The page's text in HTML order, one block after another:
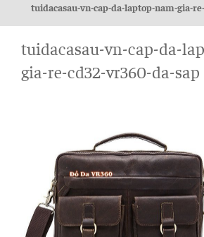
tuidacasau-vn-cap-da-laptop-nam-gia-
tuidacasau-vn-cap-da-
gia-re-cd32-vr360-da-sap